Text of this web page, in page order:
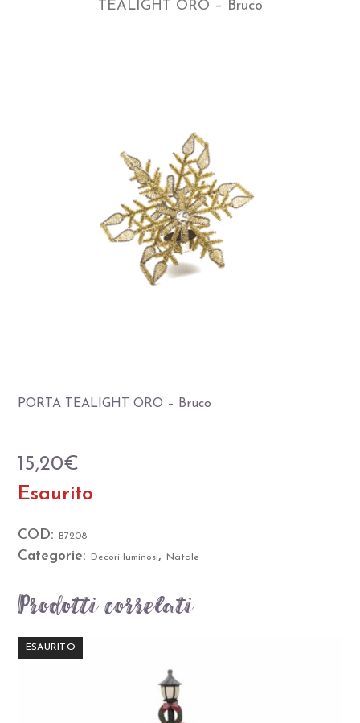
TEALIGHT ORO – Bruco
PORTA TEALIGHT ORO – Bruco
15,20€
Esaurito
COD: B7208
Categorie: Decori luminosi, Natale
Prodotti correlati
ESAURITO